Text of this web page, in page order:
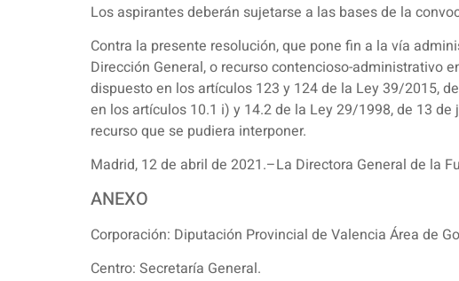
Los aspirantes deberán sujetarse a las bases de la
Contra la presente resolución, que pone fin a la vía
Dirección General, o recurso contencioso-administrativo
dispuesto en los artículos 123 y 124 de la Ley 39/2015,
en los artículos 10.1 i) y 14.2 de la Ley 29/1998, de 13
recurso que se pudiera interponer.
Madrid, 12 de abril de 2021.–La Directora General de la
ANEXO
Corporación: Diputación Provincial de Valencia Área de
Centro: Secretaría General.